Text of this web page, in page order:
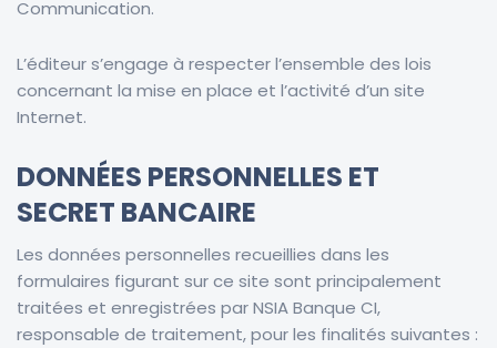
Communication.
L’éditeur s’engage à respecter l’ensemble des lois
concernant la mise en place et l’activité d’un site
Internet.
DONNÉES PERSONNELLES ET
SECRET BANCAIRE
Les données personnelles recueillies dans les
formulaires figurant sur ce site sont principalement
traitées et enregistrées parNSIA Banque CI,
responsable de traitement, pour les finalités suivantes :